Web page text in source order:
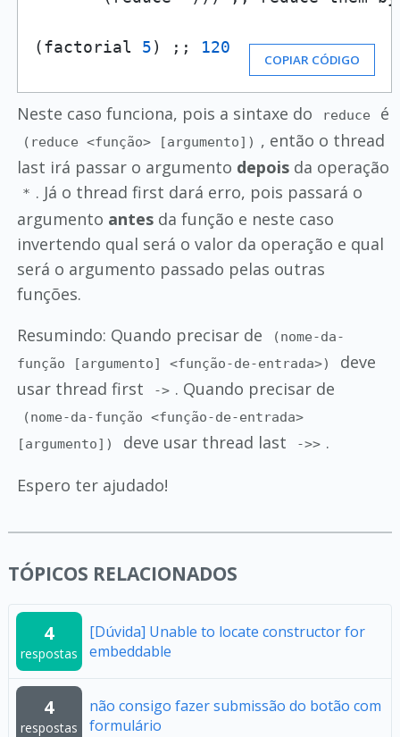
(factorial 5) ;; 120
COPIAR CÓDIGO
Neste caso funciona, pois a sintaxe do reduce é
(reduce <função> [argumento]) , então o thread
last irá passar o argumento depoisda operação
* . Já o thread first dará erro, pois passará o
argumento antesda função e neste caso
invertendo qual será o valor da operação e qual
será o argumento passado pelas outras
funções.
Resumindo: Quando precisar de
(nome-da-
função [argumento] <função-de-entrada>)
deve
usar thread first
-> . Quando precisar de
(nome-da-função <função-de-entrada>
[argumento])
deve usar thread last ->> .
Espero ter ajudado!
TÓPICOS RELACIONADOS
4
respostas
[Dúvida] Unable to locate constructor for
embeddable
4
respostas
não consigo fazer submissão do botão com
formulário